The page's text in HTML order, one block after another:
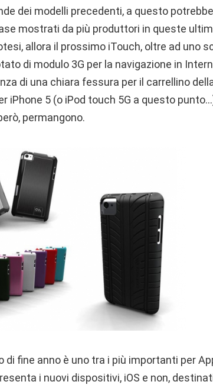
dei modelli precedenti, a questo
mostrati da più produttori in queste
allora il prossimo iTouch, oltre ad uno
di modulo 3G per la navigazione in
di una chiara fessura per il carrellino
iPhone 5 (o iPod touch 5G a questo
permangono.
di fine anno è uno tra i più importanti per
i nuovi dispositivi, iOS e non,